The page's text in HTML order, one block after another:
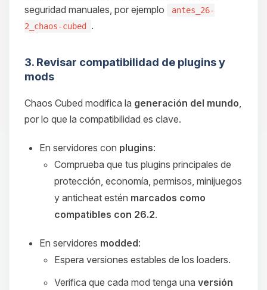
seguridad manuales, por ejemplo
antes_26-
2_chaos-cubed
.
3. Revisar compatibilidad de plugins y
mods
Chaos Cubed modifica la generación del mundo
por lo que la compatibilidad es clave.
En servidores con plugins:
Comprueba que tus plugins principales de
protección, economía, permisos, minijuegos
y anticheat estén marcados como
compatibles con 26.2.
En servidores modded:
Espera versiones estables de los loaders.
Verifica que cada mod tenga una versión